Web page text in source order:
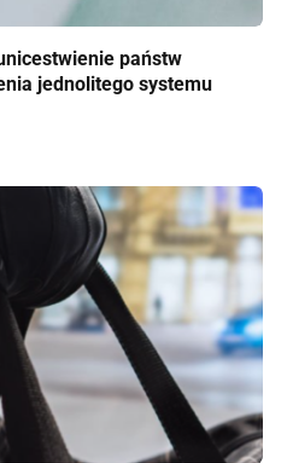
państw
jednolitego systemu